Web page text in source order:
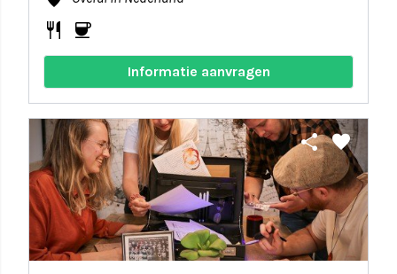
restaurant coffee
Informatie aanvragen
share favorite